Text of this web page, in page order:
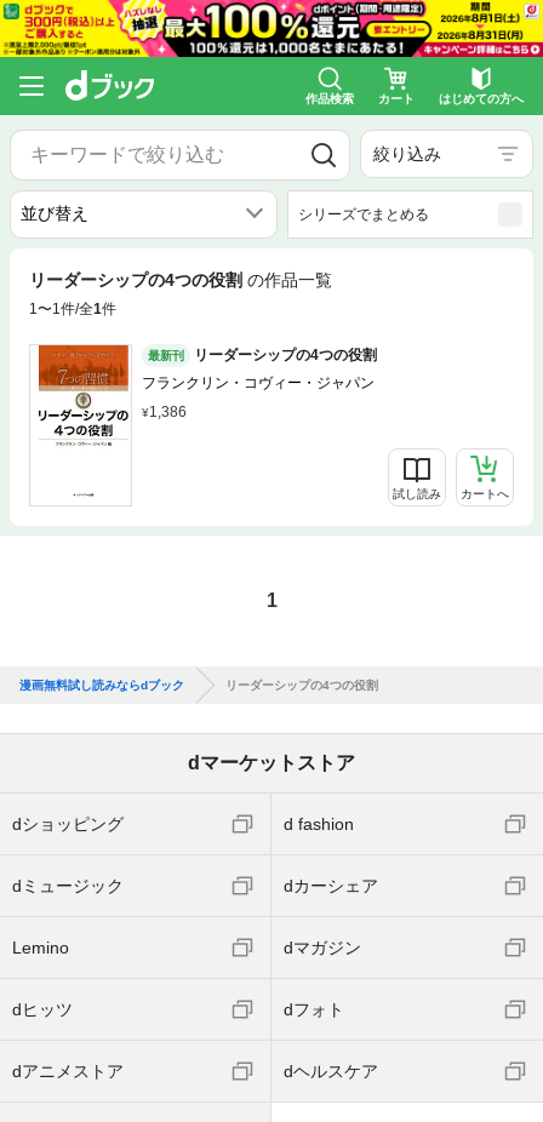
作品検索 カート はじめての方へ
絞り込み
シリーズでまとめる
リーダーシップの4つの役割 の作品一覧
1〜1件/全1件
最新刊
リーダーシップの4つの役割
フランクリン・コヴィー・ジャパン
1,386
試し読み カートへ
1
漫画無料試し読みならdブック リーダーシップの4つの役割
dマーケットストア
dショッピング d fashion
dミュージック dカーシェア
Lemino dマガジン
dヒッツ dフォト
dアニメストア dヘルスケア